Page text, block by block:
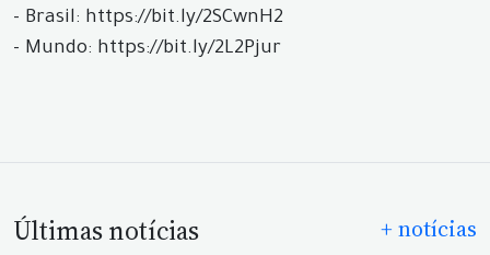
- Brasil: https://bit.ly/2SCwnH2
- Mundo: https://bit.ly/2L2Pjur
Últimas notícias + notícias